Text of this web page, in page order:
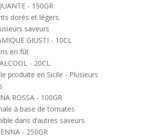
- 150GR
dorés et légers.
saveurs
GIUSTI - 10CL
en fût
- 20CL
produite en Sicile - Plusieurs
ROSSA - 100GR
à base de tomates
dans d’autres saveurs
- 250GR